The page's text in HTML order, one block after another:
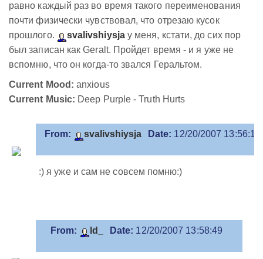
равно каждый раз во время такого переименования
почти физически чувствовал, что отрезаю кусок
прошлого.
svalivshiysjaу меня, кстати, до сих пор
был записан как Geralt. Пройдет время - и я уже не
вспомню, что он когда-то звался Геральтом.
Current Mood: anxious
Current Music: Deep Purple - Truth Hurts
From: svalivshiysja Date: 12/20/2007 13:56:11
:) я уже и сам не совсем помню:)
From: ld_ Date: 12/20/2007 13:58:49